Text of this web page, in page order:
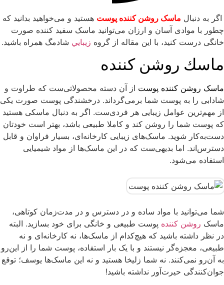
اگر به دنبال ماسک روشن کننده پوست هستید و می‌خواهید بدانید که
چطور با موادی آسان و ارزان می‌توانید ماسک سفید کننده صورت
خانگی درست کنید، با این مقاله از گروه زيبايي شادمگ همراه باشید.
ماسك روشن كننده
ماسک روشن کننده پوست از آن دسته محصولاتی‌ست که طراوت و
شادابی را به پوست شما برمی‌گرداند. درخشندگی پوست صورت یکی
از مهم‌ترین عوامل زیبایی هر فردی‌ست. اگر به دنبال ماسکی هستید
که پوست شما را روشن کند و کاملا طبیعی باشد، بهتر است خودتان
دست‌به‌کار شوید. ماسک‌های زیبایی کارخانه‌ای، بسیار فراوان و قابل
دسترس‌اند. اما بدیهی‌ست که در این ماسک‌ها از مواد شیمیایی
استفاده می‌شود.
شما می‌توانید با مواد ساده و در دسترس و در مدت‌زمان کوتاهی،
ماسک روشن کننده پوست طبیعی و خانگی برای خود بسازید. البته
در نظر داشته باشید که هیچ‌کدام از ماسک‌ها، نه کارخانه‌ای و نه
طبیعی، معجزه‌گر نیستند و با یک بار استفاده، پوست شما را از این‌رو
به آن‌رو نمی‌کنند. نه شما زلیخا هستید و نه این ماسک‌ها یوسف؛ توقع
جوان‌کنندگی حیرت‌آور نداشته باشید!